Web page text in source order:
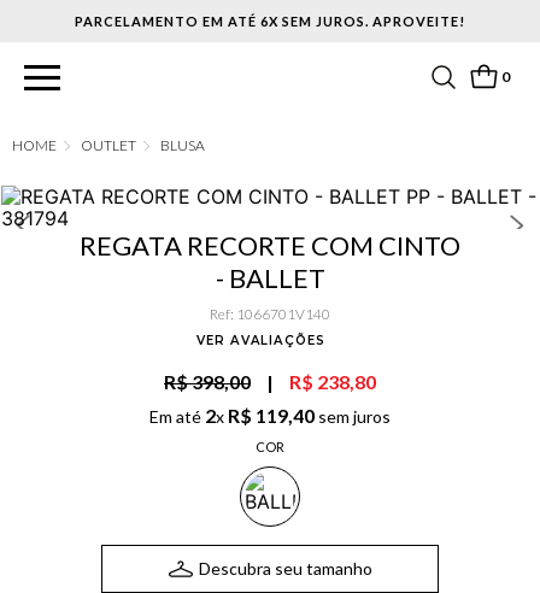
PARCELAMENTO EM ATÉ 6X SEM JUROS. APROVEITE!
0
OUTLET BLUSA
REGATA RECORTE COM CINTO
- BALLET
Ref: 1066701V140
VER AVALIAÇÕES
R$ 398,00 | R$ 238,80
Em até 2x R$ 119,40 sem juros
COR
Descubra seu tamanho